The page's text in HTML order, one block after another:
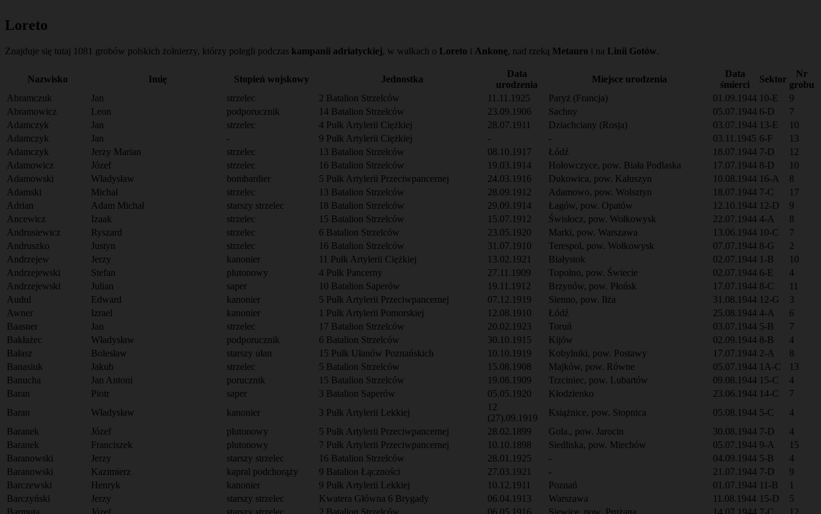
Loreto
Znajduje się tutaj 1081 grobów polskich żołnierzy, którzy polegli podczas kampanii adriatyckiej, w walkach o Loreto i Ankonę, nad rzeką Metauro i na Linii Gotów.
Nazwisko Imię Stopień wojskowy Jednostka
Data
urodzenia
Miejsce urodzenia
Data
śmierci
Sektor
Nr
grobu
Abramczuk
Jan strzelec 2 Batalion Strzelców 11.11.1925 Paryż (Francja) 01.09.1944 10-E
9
Abramowicz
Leon podporucznik 14 Batalion Strzelców 23.09.1906 Sachny 05.07.1944 6-D
7
Adamczyk
Jan strzelec 4 Pułk Artylerii Ciężkiej 28.07.1911 Dziachciany (Rosja) 03.07.1944 13-E
10
Adamczyk
Jan - 9 Pułk Artylerii Ciężkiej - - 03.11.1945 6-F
13
Adamczyk
Jerzy Marian strzelec 13 Batalion Strzelców 08.10.1917 Łódź 18.07.1944 7-D
12
Adamowicz
Józef strzelec 16 Batalion Strzelców 19.03.1914 Hołowczyce, pow. Biała Podlaska 17.07.1944 8-D
10
Adamowski
Władysław bombardier 5 Pułk Artylerii Przeciwpancernej 24.03.1916 Dukowica, pow. Kałuszyn 10.08.1944 16-A
8
Adamski
Michał strzelec 13 Batalion Strzelców 28.09.1912 Adamowo, pow. Wolsztyn 18.07.1944 7-C
17
Adrian
Adam Michał starszy strzelec 18 Batalion Strzelców 29.09.1914 Łagów, pow. Opatów 12.10.1944 12-D
9
Ancewicz
Izaak strzelec 15 Batalion Strzelców 15.07.1912 Świsłocz, pow. Wołkowysk 22.07.1944 4-A
8
Andrusiewicz
Ryszard strzelec 6 Batalion Strzelców 23.05.1920 Marki, pow. Warszawa 13.06.1944 10-C
7
Andruszko
Justyn strzelec 16 Batalion Strzelców 31.07.1910 Terespol, pow. Wołkowysk 07.07.1944 8-G
2
Andrzejew
Jerzy kanonier 11 Pułk Artylerii Ciężkiej 13.02.1921 Białystok 02.07.1944 1-B
10
Andrzejewski
Stefan plutonowy 4 Pułk Pancerny 27.11.1909 Topolno, pow. Świecie 02.07.1944 6-E
4
Andrzejewski
Julian saper 10 Batalion Saperów 19.11.1912 Brzynów, pow. Płońsk 17.07.1944 8-C
11
Audul
Edward kanonier 5 Pułk Artylerii Przeciwpancernej 07.12.1919 Sienno, pow. Iłża 31.08.1944 12-G
3
Awner
Izrael kanonier 1 Pułk Artylerii Pomorskiej 12.08.1910 Łódź 25.08.1944 4-A
6
Baasner
Jan strzelec 17 Batalion Strzelców 20.02.1923 Toruń 03.07.1944 5-B
7
Bakłażec
Władysław podporucznik 6 Batalion Strzelców 30.10.1915 Kijów 02.09.1944 8-B
4
Bałasz
Bolesław starszy ułan 15 Pułk Ułanów Poznańskich 10.10.1919 Kobylniki, pow. Postawy 17.07.1944 2-A
8
Banasiuk
Jakub strzelec 5 Batalion Strzelców 15.08.1908 Majków, pow. Równe 05.07.1944 1A-C
13
Banucha
Jan Antoni porucznik 15 Batalion Strzelców 19.08.1909 Trzciniec, pow. Lubartów 09.08.1944 15-C
4
Baran
Piotr saper 3 Batalion Saperów 05.05.1920 Kłodzienko 23.06.1944 14-C
7
Baran
Władysław kanonier 3 Pułk Artylerii Lekkiej
12
(27).09.1919
Książnice, pow. Stopnica 05.08.1944 5-C
4
Baranek
Józef plutonowy 5 Pułk Artylerii Przeciwpancernej 28.02.1899 Gola., pow. Jarocin 30.08.1944 7-D
4
Baranek
Franciszek plutonowy 7 Pułk Artylerii Przeciwpancernej 10.10.1898 Siedliska, pow. Miechów 05.07.1944 9-A
15
Baranowski
Jerzy starszy strzelec 16 Batalion Strzelców 28.01.1925 - 04.09.1944 5-B
4
Baranowski
Kazimierz kapral podchorąży 9 Batalion Łączności 27.03.1921 - 21.07.1944 7-D
9
Barczewski
Henryk kanonier 9 Pułk Artylerii Lekkiej 10.12.1911 Poznań 01.07.1944 11-B
1
Barczyński
Jerzy starszy strzelec Kwatera Główna 6 Brygady 06.04.1913 Warszawa 11.08.1944 15-D
5
Barmuta
Józef starszy strzelec 2 Batalion Strzelców 06.05.1916 Siewice, pow. Prużana 14.07.1944 7-C
12